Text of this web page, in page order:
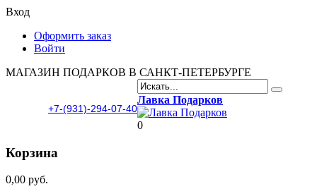
Вход
Оформить заказ
Войти
МАГАЗИН ПОДАРКОВ В САНКТ-ПЕТЕРБУРГЕ
+7-(931)-294-07-40
Лавка Подарков
0
Корзина
0,00 руб.